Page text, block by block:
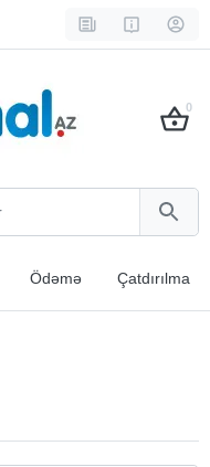
0
Ödəmə Çatdırılma